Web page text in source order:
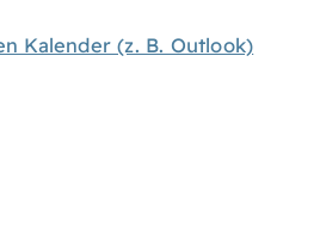
Kalender (z. B. Outlook)